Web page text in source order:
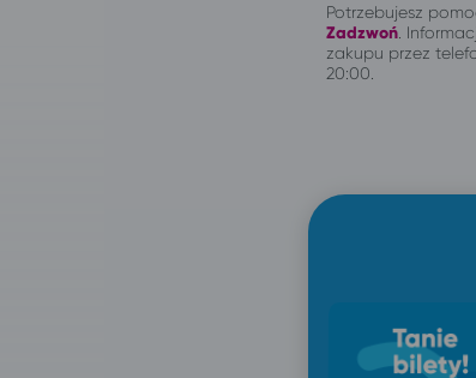
Potrzebujesz
Zadzwoń
zakupu przez
20:00.